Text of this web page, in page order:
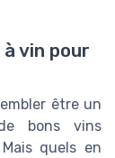
vin pour
être un
bons vins
quels en